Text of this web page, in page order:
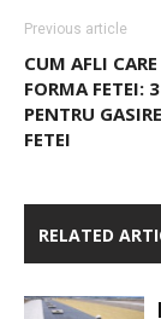
Previous article
CUM AFLI CARE
FORMA FETEI:
PENTRU
FETEI
RELATED